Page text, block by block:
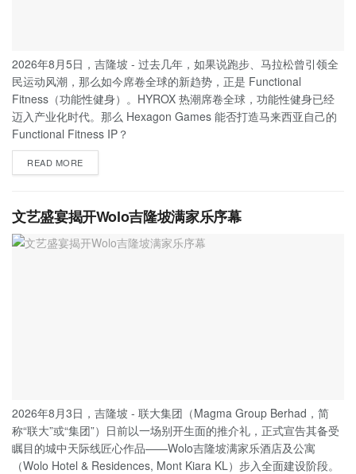
2026年8月5日，吉隆坡 - 过去几年，如果说跑步、马拉松曾引领全
民运动风潮，那么如今席卷全球的新趋势，正是 Functional
Fitness（功能性健身）。HYROX 热潮席卷全球，功能性健身已经
迈入产业化时代。那么 Hexagon Games 能否打造马来西亚自己的
Functional Fitness IP？
READ MORE
文艺盛宴揭开Wolo吉隆坡满家乐序幕
2026年8月3日，吉隆坡 - 联大集团（Magma Group Berhad，简
称“联大”或“集团”）日前以一场别开生面的推介礼，正式宣告其备受
瞩目的城中天际线匠心作品——Wolo吉隆坡满家乐酒店及公寓
（Wolo Hotel & Residences, Mont Kiara KL）步入全面建设阶段。